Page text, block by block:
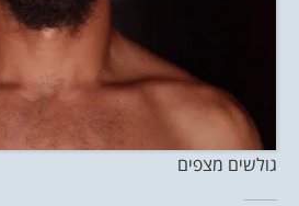
גולשים מצפים